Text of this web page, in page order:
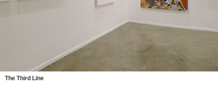
The Third Line